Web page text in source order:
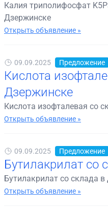
Калия триполифосфат
Дзержинске
Открыть объявление »
09.09.2025 Предложение
Кислота
Дзержинске
Кислота изофталевая со
Открыть объявление »
09.09.2025 Предложение
Бутилакрилат со
Бутилакрилат со склада
Открыть объявление »